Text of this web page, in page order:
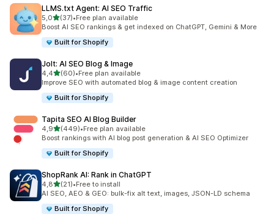
LLMS.txt Agent: AI SEO Traffic
5,0de 5 estrelas
(37)
37 total de avaliações
•Free plan available
Boost AI SEO rankings & get indexed on ChatGPT, Gemini & More
Built for Shopify
Jolt: AI SEO Blog & Image
4,4de 5 estrelas
(60)
60 total de avaliações
•Free plan available
Improve SEO with automated blog & image content creation
Built for Shopify
Tapita SEO AI Blog Builder
4,9de 5 estrelas
(449)
449 total de avaliações
•Free plan available
Boost rankings with AI blog post generation & AI SEO Optimizer
Built for Shopify
ShopRank AI: Rank in ChatGPT
4,8de 5 estrelas
(21)
21 total de avaliações
•Free to install
AI SEO, AEO & GEO: bulk-fix alt text, images, JSON-LD schema
Built for Shopify